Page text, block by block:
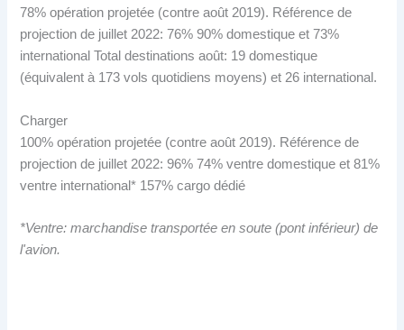
78% opération projetée (contre août 2019). Référence de
projection de juillet 2022: 76% 90% domestique et 73%
international Total destinations août: 19 domestique
(équivalent à 173 vols quotidiens moyens) et 26 international.
Charger
100% opération projetée (contre août 2019). Référence de
projection de juillet 2022: 96% 74% ventre domestique et 81%
ventre international* 157% cargo dédié
*Ventre: marchandise transportée en soute (pont inférieur) de
l'avion.